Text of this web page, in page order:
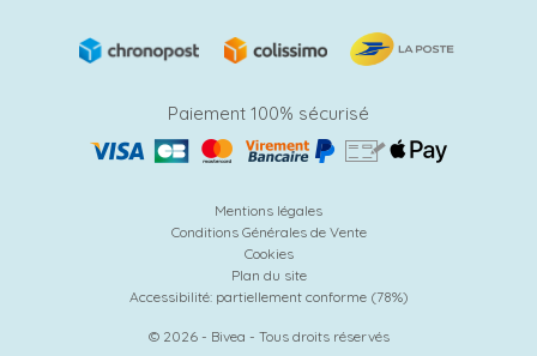
Paiement 100% sécurisé
Mentions légales
Conditions Générales de Vente
Cookies
Plan du site
Accessibilité: partiellement conforme (78%)
© 2026 - Bivea - Tous droits réservés